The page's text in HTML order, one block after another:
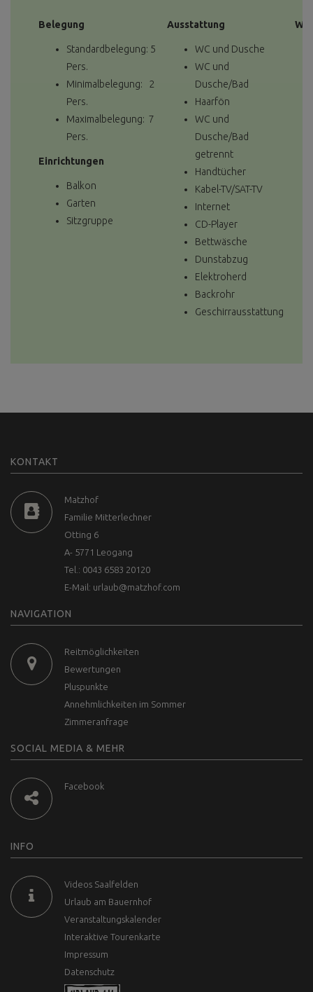
Belegung
Standardbelegung: 5
Pers.
Minimalbelegung: 2
Pers.
Maximalbelegung: 7
Pers.
Einrichtungen
Balkon
Garten
Sitzgruppe
Ausstattung
WC und Dusche
WC und
Dusche/Bad
Haarfön
WC und
Dusche/Bad
getrennt
Handtücher
Kabel-TV/SAT-TV
Internet
CD-Player
Bettwäsche
Dunstabzug
Elektroherd
Backrohr
Geschirrausstattung
KONTAKT
Matzhof
Familie Mitterlechner
Otting 6
A- 5771 Leogang
Tel.: 0043 6583 20120
E-Mail: urlaub@matzhof.com
NAVIGATION
Reitmöglichkeiten
Bewertungen
Pluspunkte
Annehmlichkeiten im Sommer
Zimmeranfrage
SOCIAL MEDIA & MEHR
Facebook
INFO
Videos Saalfelden
Urlaub am Bauernhof
Veranstaltungskalender
Interaktive Tourenkarte
Impressum
Datenschutz